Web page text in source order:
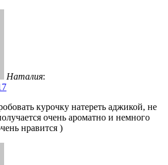
Наталия:
курочку натереть аджикой, не
очень ароматно и немного
нравится )